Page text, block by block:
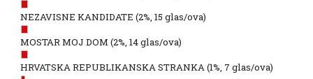
NEZAVISNE KANDIDATE (2%, 15 glas/ova)
MOSTAR MOJ DOM (2%, 14 glas/ova)
HRVATSKA REPUBLIKANSKA STRANKA(1%, 7 glas/ova)